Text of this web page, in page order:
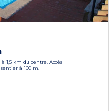
1,5 km du centre. Accès
à 100 m.